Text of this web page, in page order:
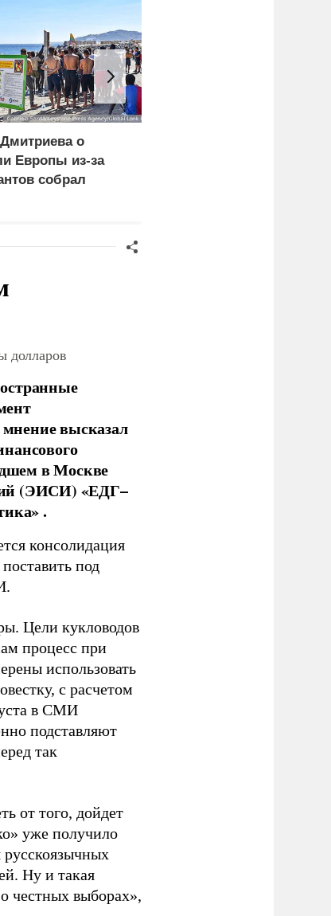
о
Европы из-за
собрал
долларов
высказал
в Москве
(ЭИСИ) «ЕДГ–
.
консолидация
под
Цели кукловодов
процесс при
использовать
с расчетом
в СМИ
подставляют
так
от того, дойдет
уже получило
русскоязычных
Ну и такая
честных выборах»,